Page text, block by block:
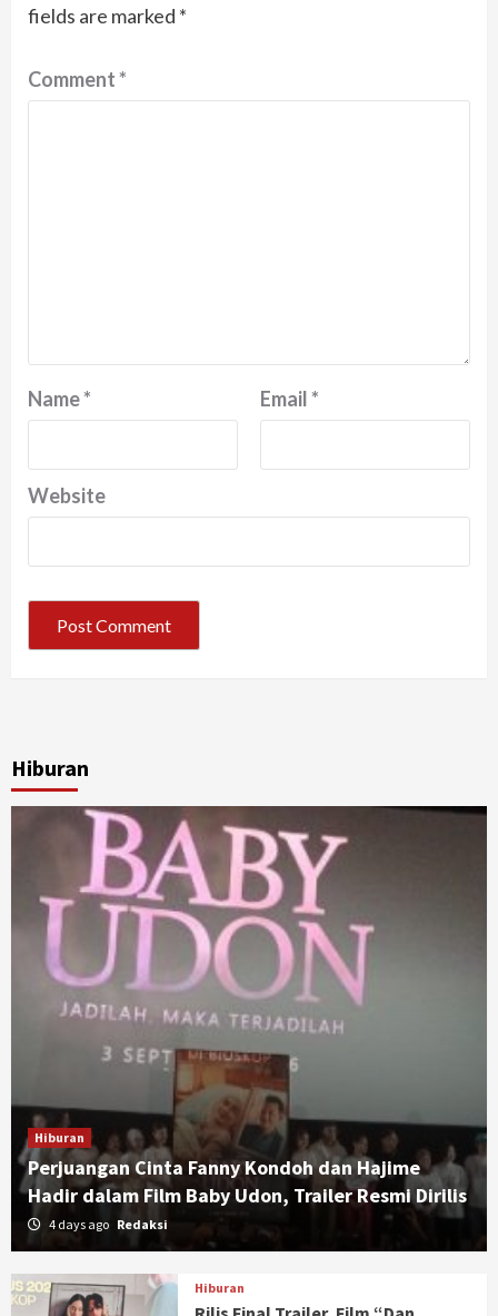
fields are marked *
Comment*
Name* Email*
Website
Hiburan
Hiburan
Perjuangan Cinta Fanny Kondoh dan Hajime
Hadir dalam Film Baby Udon, Trailer Resmi Dirilis
4 days ago Redaksi
Hiburan